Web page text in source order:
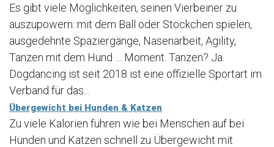
Es gibt viele Möglichkeiten, seinen Vierbeiner zu
auszupowern: mit dem Ball oder Stöckchen spielen,
ausgedehnte Spaziergänge, Nasenarbeit, Agility,
Tanzen mit dem Hund … Moment. Tanzen? Ja.
Dogdancing ist seit 2018 ist eine offizielle Sportart im
Verband für das...
Übergewicht bei Hunden & Katzen
Zu viele Kalorien führen wie bei Menschen auf bei
Hunden und Katzen schnell zu Übergewicht mit